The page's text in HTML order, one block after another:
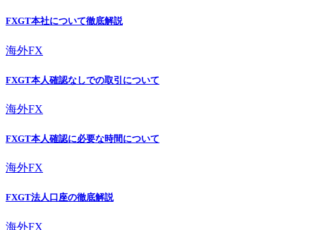
FXGT本社について徹底解説
海外FX
FXGT本人確認なしでの取引について
海外FX
FXGT本人確認に必要な時間について
海外FX
FXGT法人口座の徹底解説
海外FX